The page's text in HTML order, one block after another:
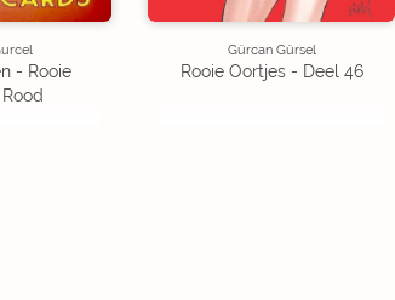
- Rooie
Gürcan Gürsel
Rooie Oortjes - Deel 46